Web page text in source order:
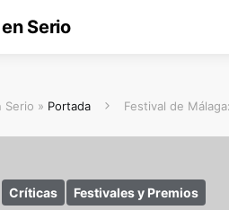
Serio
Serio » Portada Festival de
Críticas Festivales y Premios